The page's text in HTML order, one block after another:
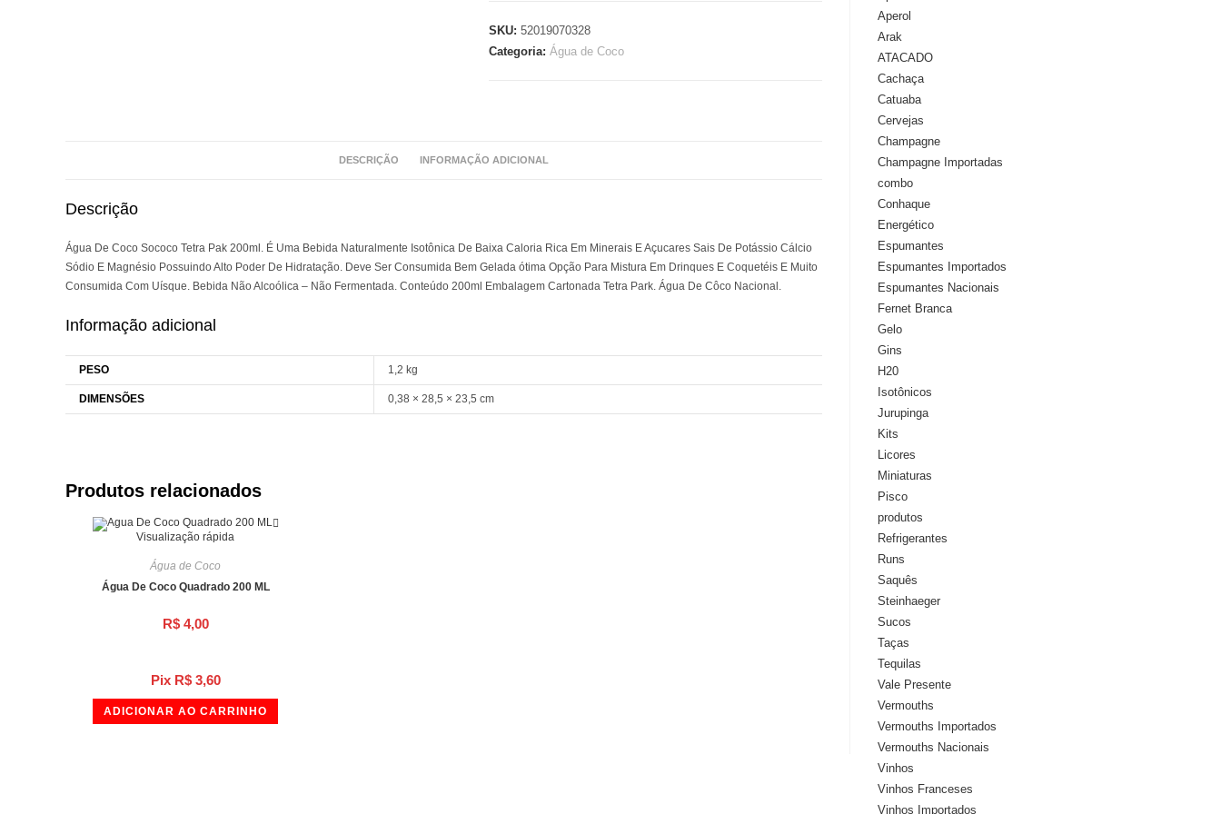
Aperol
Arak
ATACADO
Cachaça
Catuaba
Cervejas
Champagne
Champagne Importadas
combo
Conhaque
Energético
Espumantes
Espumantes Importados
Espumantes Nacionais
Fernet Branca
Gelo
Gins
H20
Isotônicos
Jurupinga
Kits
Licores
Miniaturas
Pisco
produtos
Refrigerantes
Runs
Saquês
Steinhaeger
Sucos
Taças
Tequilas
Vale Presente
Vermouths
Vermouths Importados
Vermouths Nacionais
Vinhos
Vinhos Franceses
Vinhos Importados
SKU:52019070328
Categoria:Água de Coco
DESCRIÇÃO INFORMAÇÃO ADICIONAL
Descrição
Água De Coco Sococo Tetra Pak 200ml. É Uma Bebida Naturalmente Isotônica De Baixa Caloria Rica Em Minerais E Açucares Sais De Potássio Cálcio
Sódio E Magnésio Possuindo Alto Poder De Hidratação. Deve Ser Consumida Bem Gelada ótima Opção Para Mistura Em Drinques E Coquetéis E Muito
Consumida Com Uísque. Bebida Não Alcoólica – Não Fermentada. Conteúdo 200ml Embalagem Cartonada Tetra Park. Água De Côco Nacional.
Informação adicional
PESO 1,2 kg
DIMENSÕES 0,38 × 28,5 × 23,5 cm
Produtos relacionados
Pix R$3,60
Visualização rápida
Água de Coco
Água De Coco Quadrado 200 ML
R$4,00
ADICIONAR AO CARRINHO